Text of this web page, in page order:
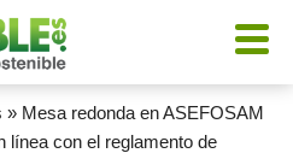
» Mesa redonda en ASEFOSAM
línea con el reglamento de